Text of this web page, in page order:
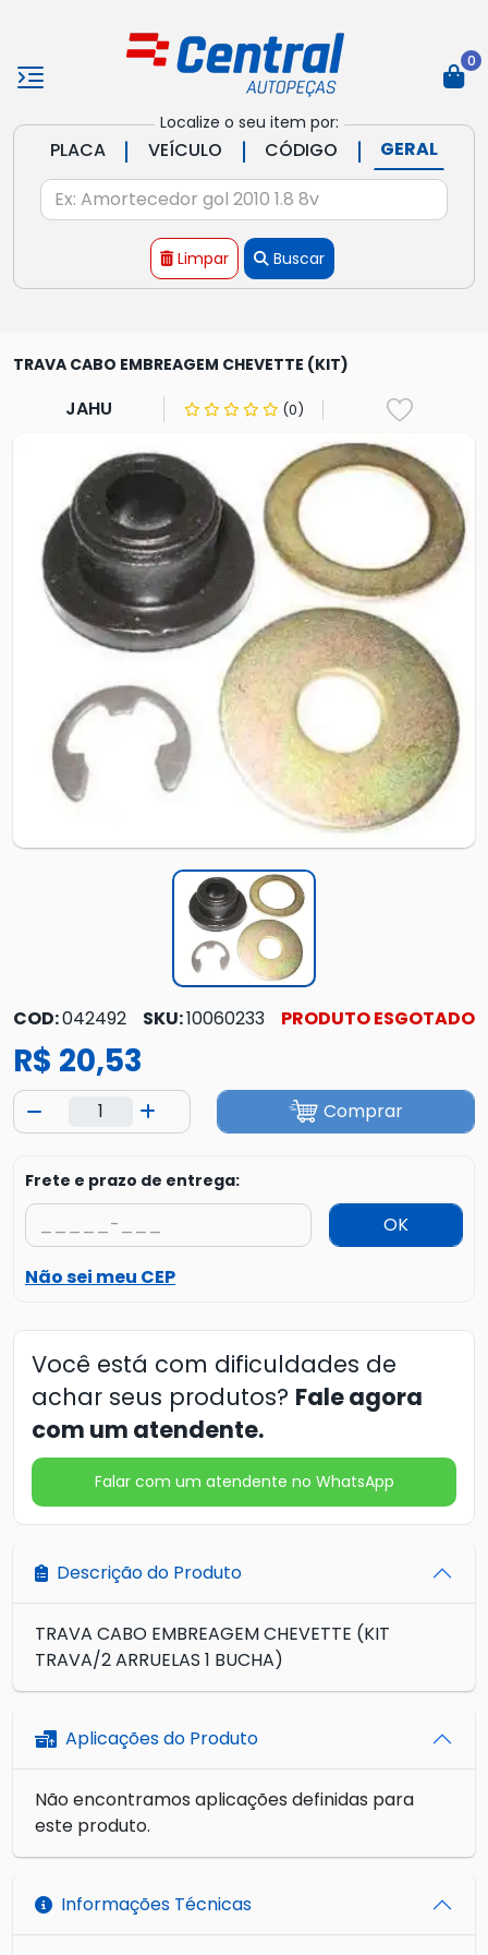
Localize o seu item por:
PLACA | VEÍCULO | CÓDIGO | GERAL
Limpar Buscar
0
TRAVA CABO EMBREAGEM CHEVETTE (KIT)
JAHU (0)
COD:042492 SKU:10060233 PRODUTO ESGOTADO
R$ 20,53
Comprar
Frete e prazo de entrega:
OK
Não sei meu CEP
Você está com dificuldades de
achar seus produtos? Fale agora
com um atendente.
Falar com um atendente no WhatsApp
Descrição do Produto
TRAVA CABO EMBREAGEM CHEVETTE (KIT
TRAVA/2 ARRUELAS 1 BUCHA)
Aplicações do Produto
Não encontramos aplicações definidas para
este produto.
Informações Técnicas